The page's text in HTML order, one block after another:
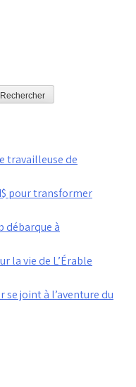
travailleuse de
pour transformer
débarque à
la vie de L’Érable
joint à l’aventure du